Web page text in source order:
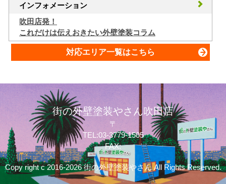
インフォメーション
吹田店発！
これだけは伝えおきたい外壁塗装コラム
対応エリア一覧はこちら
街の外壁塗装やさん吹田店
〒
TEL:03-3779-1505
FAX:
Copy right c 2016-2026 街の外壁塗装やさん All Rights Reserved.